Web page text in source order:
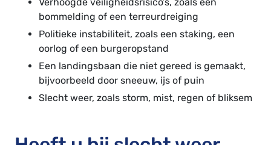
bommelding of een terreurdreiging
Politieke instabiliteit, zoals een staking, een
oorlog of een burgeropstand
Een landingsbaan die niet gereed is gemaakt,
bijvoorbeeld door sneeuw, ijs of puin
Slecht weer, zoals storm, mist, regen of bliksem